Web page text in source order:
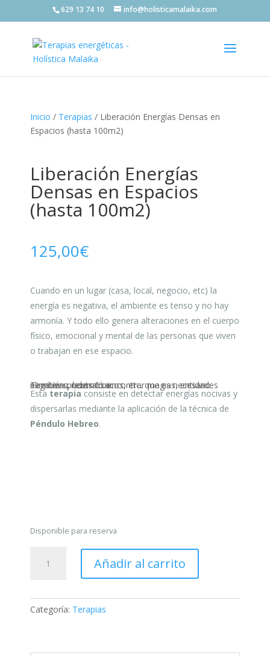
629 13 74 10 info@holisticamalaika.com
Inicio / Terapias / Liberación Energías Densas en
Espacios (hasta 100m2)
Liberación Energías
Densas en Espacios
(hasta 100m2)
125,00€
Cuando en un lugar (casa, local, negocio, etc) la
energía es negativa, el ambiente es tenso y no hay
armonía. Y todo ello genera alteraciones en el cuerpo
físico, emocional y mental de las personas que viven
o trabajan en ese espacio.
También podemos encontrar magias, entidades negativas, lazos tóxicos, etc. que es necesario eliminar o neutralizar.
Esta terapia consiste en detectar energías nocivas y
dispersarlas mediante la aplicación de la técnica de
Péndulo Hebreo.
Disponible para reserva
Energías
Espacios
cantidad
Añadir al carrito
Categoría: Terapias